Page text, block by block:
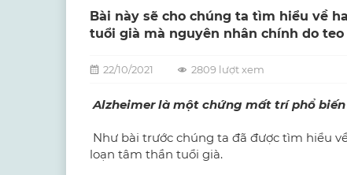
Bài này sẽ cho chúng ta tìm hiểu về
tuổi già mà nguyên nhân chính do
22/10/2021 2809 lượt xem
Alzheimer là một chứng mất trí phổ
Như bài trước chúng ta đã được tìm hiểu
loạn tâm thần tuổi già.